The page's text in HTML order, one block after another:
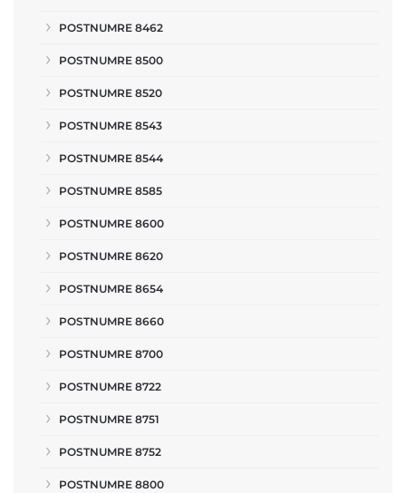
POSTNUMRE 8462
POSTNUMRE 8500
POSTNUMRE 8520
POSTNUMRE 8543
POSTNUMRE 8544
POSTNUMRE 8585
POSTNUMRE 8600
POSTNUMRE 8620
POSTNUMRE 8654
POSTNUMRE 8660
POSTNUMRE 8700
POSTNUMRE 8722
POSTNUMRE 8751
POSTNUMRE 8752
POSTNUMRE 8800